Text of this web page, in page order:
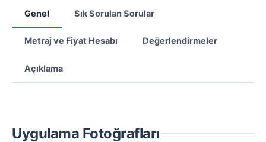
Genel Sık Sorulan Sorular
Metraj ve Fiyat Hesabı Değerlendirmeler
Açıklama
Uygulama Fotoğrafları